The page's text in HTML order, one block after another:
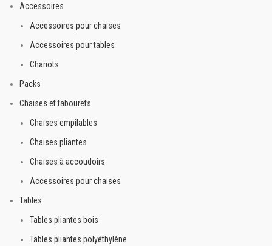
Accessoires
Accessoires pour chaises
Accessoires pour tables
Chariots
Packs
Chaises et tabourets
Chaises empilables
Chaises pliantes
Chaises à accoudoirs
Accessoires pour chaises
Tables
Tables pliantes bois
Tables pliantes polyéthylène